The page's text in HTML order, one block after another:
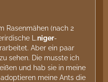
Rasenmähen (nach 2
L.niger-
Aber ein paar
sehen. Die musste ich
und hab sie in meine
meine Ants die